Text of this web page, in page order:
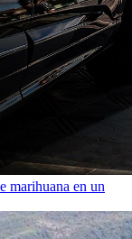
marihuana en un